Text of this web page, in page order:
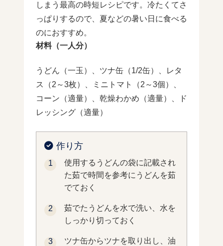
しまう最高の時短レシピです。冷たくてさ
っぱりするので、夏などの暑い日に食べる
のにおすすめ。
材料（一人分）
うどん（一玉）、ツナ缶（1/2缶）、レタ
ス（2～3枚）、ミニトマト（2～3個）、
コーン（適量）、乾燥わかめ（適量）、ド
レッシング（適量）
作り方
使用するうどんの袋に記載され
た茹で時間を参考にうどんを茹
でておく
茹でたうどんを水で洗い、水を
しっかり切っておく
ツナ缶からツナを取り出し、油